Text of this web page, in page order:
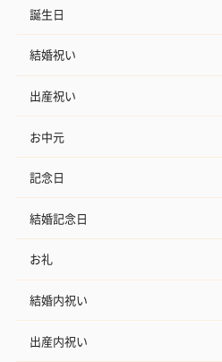
誕生日
結婚祝い
出産祝い
お中元
記念日
結婚記念日
お礼
結婚内祝い
出産内祝い